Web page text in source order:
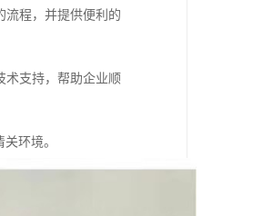
流程，并提供便利的
术支持，帮助企业顺
环境。